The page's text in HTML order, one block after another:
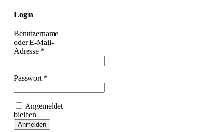
Login
Benutzername
oder E-Mail-
Adresse *
Passwort *
Angemeldet
bleiben
Anmelden